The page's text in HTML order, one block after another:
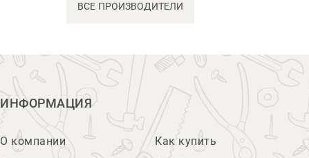
ВСЕ ПРОИЗВОДИТЕЛИ
ИНФОРМАЦИЯ
О компании
Как купить